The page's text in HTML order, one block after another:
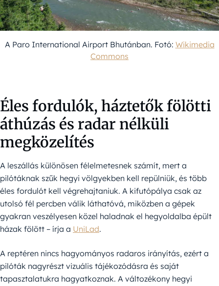
A Paro International Airport Bhutánban. Fotó: Wikimedia
Commons
Éles fordulók, háztetők fölötti
áthúzás és radar nélküli
megközelítés
A leszállás különösen félelmetesnek számít, mert a
pilótáknak szűk hegyi völgyekben kell repülniük, és több
éles fordulót kell végrehajtaniuk. A kifutópálya csak az
utolsó fél percben válik láthatóvá, miközben a gépek
gyakran veszélyesen közel haladnak el hegyoldalba épült
házak fölött – írja a UniLad.
A reptéren nincs hagyományos radaros irányítás, ezért a
pilóták nagyrészt vizuális tájékozódásra és saját
tapasztalatukra hagyatkoznak. A változékony hegyi